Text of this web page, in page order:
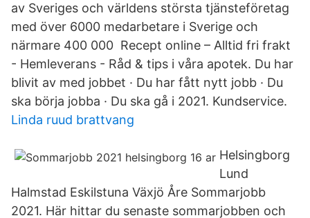
av Sveriges och världens största tjänsteföretag
med över 6000 medarbetare i Sverige och
närmare 400 000 Recept online – Alltid fri frakt
- Hemleverans - Råd & tips i våra apotek. Du har
blivit av med jobbet · Du har fått nytt jobb · Du
ska börja jobba · Du ska gå i 2021. Kundservice.
Linda ruud brattvang
Helsingborg
Lund
Halmstad Eskilstuna Växjö Åre Sommarjobb
2021. Här hittar du senaste sommarjobben och